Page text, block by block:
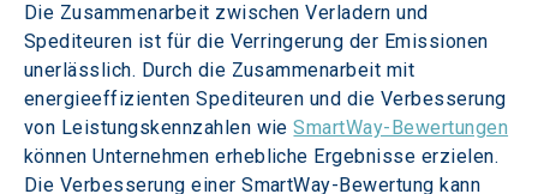
Die Zusammenarbeit zwischen Verladern und
Spediteuren ist für die Verringerung der Emissionen
unerlässlich. Durch die Zusammenarbeit mit
energieeffizienten Spediteuren und die Verbesserung
von Leistungskennzahlen wie SmartWay-Bewertungen
können Unternehmen erhebliche Ergebnisse erzielen.
Die Verbesserung einer SmartWay-Bewertung kann